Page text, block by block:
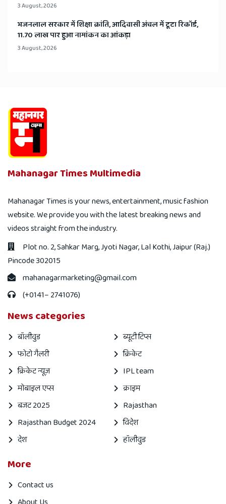
3 August, 2026
भजनलाल सरकार में शिक्षा क्रांति, आदिवासी अंचल में टूटा रिकॉर्ड,
11.70 लाख पार हुआ नामांकन का आंकड़ा
3 August, 2026
Mahanagar Times Multimedia
Mahanagar Times is your news, entertainment, music fashion
website. We provide you with the latest breaking news and
videos straight from the industry.
Plot no. 2, Sahkar Marg, Jyoti Nagar, Lal Kothi, Jaipur (Raj.)
Pincode 302015
mahanagarmarketing@gmail.com
(+0141– 2741076)
News categories
बॉलीवुड
ब्यूटी टिप्स
फोटो गैलरी
क्रिकेट
क्रिकेट न्यूज़
IPL team
मोबाइल एप्स
क्राइम
बजट 2025
Rajasthan
Rajasthan Budget 2024
विदेश
देश
हॉलीवुड
More
Contact us